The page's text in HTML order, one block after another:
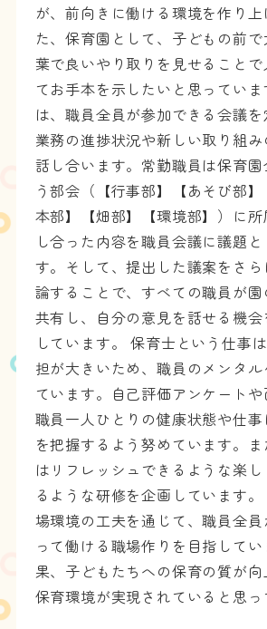
が、前向きに働ける環境を作り
た、保育園として、子どもの前
葉で良いやり取りを見せること
てお手本を示したいと思ってい
は、職員全員が参加できる会議を
業務の進捗状況や新しい取り組
話し合います。常勤職員は保育
う部会（【行事部】【あそび部
本部】【畑部】【環境部】）に
し合った内容を職員会議に議題
す。そして、提出した議案をさ
論することで、すべての職員が
共有し、自分の意見を話せる機
しています。 保育士という仕事
担が大きいため、職員のメンタ
ています。自己評価アンケートや
職員一人ひとりの健康状態や仕
を把握するよう努めています。
はリフレッシュできるような楽
るような研修を企画しています
場環境の工夫を通じて、職員全
って働ける職場作りを目指して
果、子どもたちへの保育の質が
保育環境が実現されていると思っ